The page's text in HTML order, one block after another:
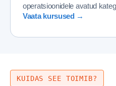
operatsioonidele avatud
Vaata kursused →
KUIDAS SEE TOIMIB?